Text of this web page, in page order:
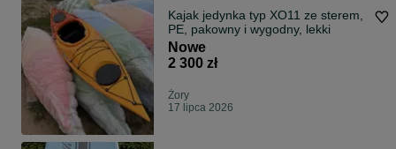
Kajak jedynka typ XO11 ze sterem,
PE, pakowny i wygodny, lekki
Nowe
2 300 zł
Żory
17 lipca 2026